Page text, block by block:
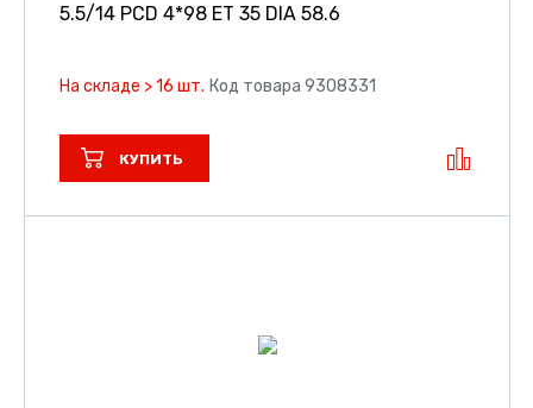
5.5/14 PCD 4*98 ET 35 DIA 58.6
На складе > 16 шт. Код товара 9308331
КУПИТЬ